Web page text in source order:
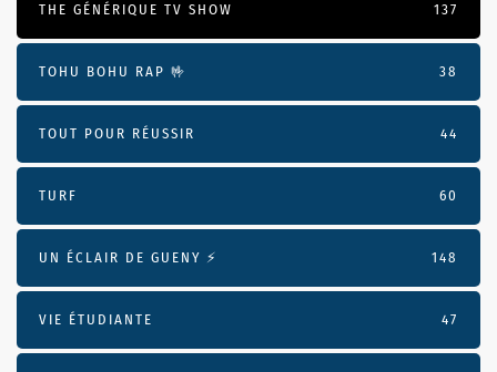
THE GÉNÉRIQUE TV SHOW 137
TOHU BOHU RAP 🤟 38
TOUT POUR RÉUSSIR 44
TURF 60
UN ÉCLAIR DE GUENY ⚡️ 148
VIE ÉTUDIANTE 47